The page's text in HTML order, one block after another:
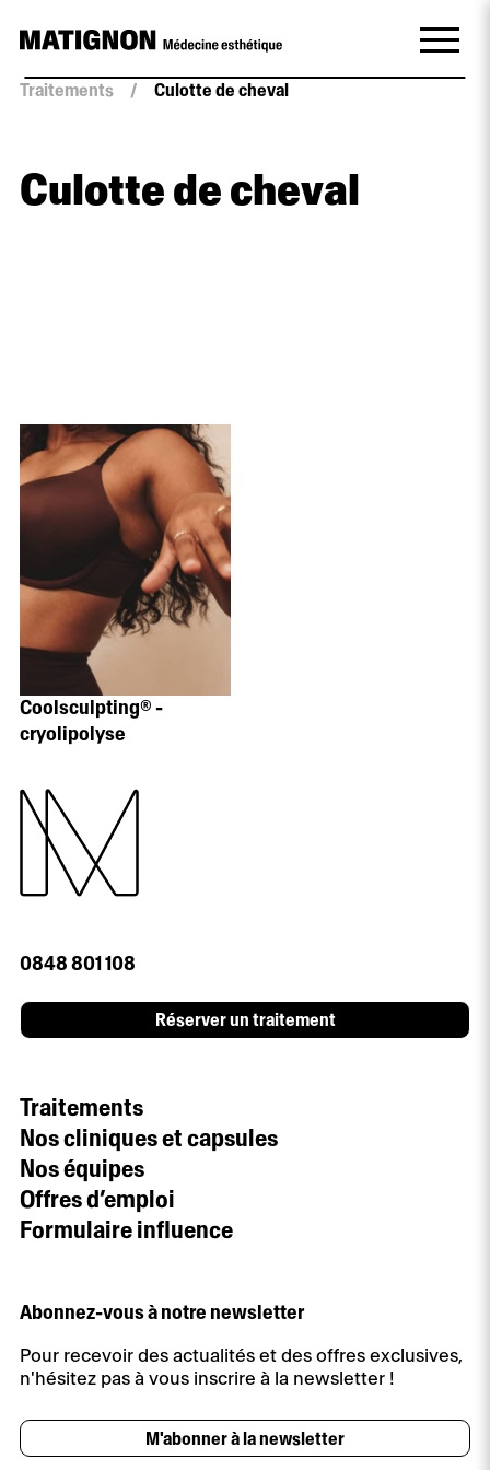
Traitements / Culotte de cheval
Culotte de cheval
Coolsculpting® -
cryolipolyse
0848 801 108
Réserver un traitement
Traitements
Nos cliniques et capsules
Nos équipes
Offres d’emploi
Formulaire influence
Abonnez-vous à notre newsletter
Pour recevoir des actualités et des offres exclusives,
n'hésitez pas à vous inscrire à la newsletter !
M'abonner à la newsletter